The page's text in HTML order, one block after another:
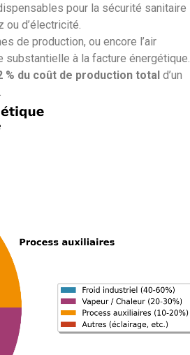
pour la sécurité sanitaire
d’électricité.
de production, ou encore l’air
substantielle à la facture énergétique.
% du coût de production totald’un